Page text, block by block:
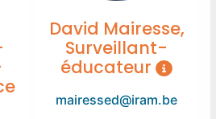
David Mairesse,
Surveillant-
éducateur
mairessed@iram.be